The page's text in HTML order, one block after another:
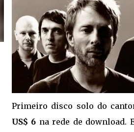
Primeiro disco solo do
US$ 6 na rede de download.